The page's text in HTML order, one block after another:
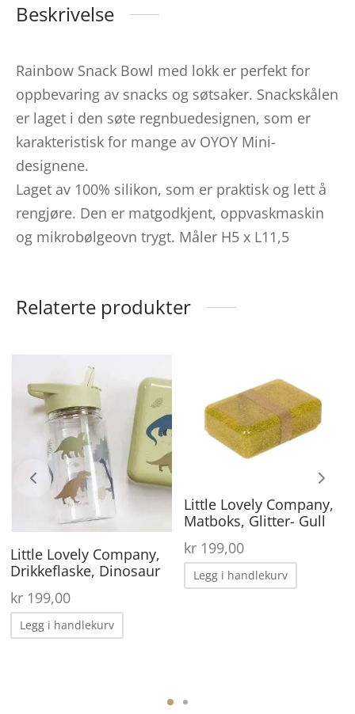
Beskrivelse
Rainbow Snack Bowl med lokk er perfekt for
oppbevaring av snacks og søtsaker. Snackskålen
er laget i den søte regnbuedesignen, som er
karakteristisk for mange av OYOY Mini-
designene.
Laget av 100% silikon, som er praktisk og lett å
rengjøre. Den er matgodkjent, oppvaskmaskin
og mikrobølgeovn trygt. Måler H5 x L11,5
Relaterte produkter
Little Lovely Company,
Drikkeflaske, Dinosaur
kr199,00
Legg i handlekurv
Little Lovely Company,
Matboks, Glitter- Gull
kr199,00
Legg i handlekurv